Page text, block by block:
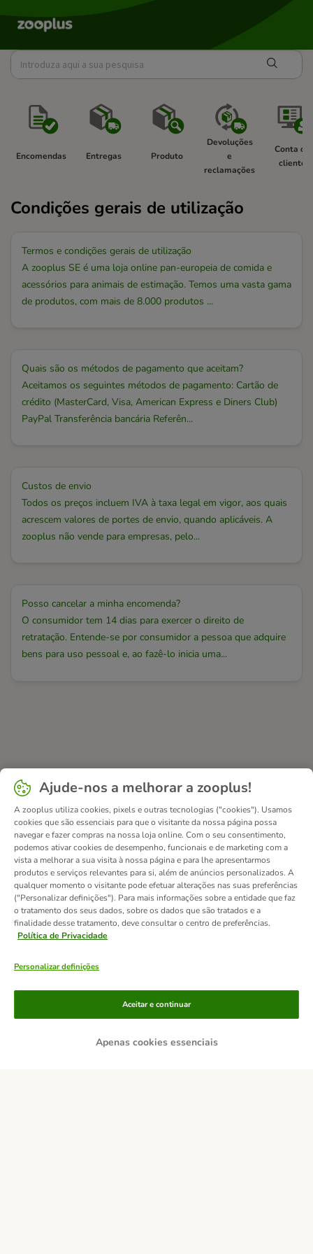
Encomendas Entregas Produto
Devoluções
e
reclamações
Conta de
cliente
Condições gerais de utilização
Termos e condições gerais de utilização
A zooplus SE é uma loja online pan-europeia de comida e
acessórios para animais de estimação. Temos uma vasta gama
de produtos, com mais de 8.000 produtos ...
Quais são os métodos de pagamento que aceitam?
Aceitamos os seguintes métodos de pagamento: Cartão de
crédito (MasterCard, Visa, American Express e Diners Club)
PayPal Transferência bancária Referên...
Custos de envio
Todos os preços incluem IVA à taxa legal em vigor, aos quais
acrescem valores de portes de envio, quando aplicáveis. A
zooplus não vende para empresas, pelo...
Posso cancelar a minha encomenda?
O consumidor tem 14 dias para exercer o direito de
retratação. Entende-se por consumidor a pessoa que adquire
bens para uso pessoal e, ao fazê-lo inicia uma...
Métodos de pagamento
Transferência
Ajude-nos a melhorar a zooplus!
A zooplus utiliza cookies, pixels e outras tecnologias ("cookies"). Usamos
cookies que são essenciais para que o visitante da nossa página possa
navegar e fazer compras na nossa loja online. Com o seu consentimento,
podemos ativar cookies de desempenho, funcionais e de marketing com a
vista a melhorar a sua visita à nossa página e para lhe apresentarmos
produtos e serviços relevantes para si, além de anúncios personalizados. A
qualquer momento o visitante pode efetuar alterações nas suas preferências
("Personalizar definições"). Para mais informações sobre a entidade que faz
o tratamento dos seus dados, sobre os dados que são tratados e a
finalidade desse tratamento, deve consultar o centro de preferências.
Política de Privacidade
Personalizar definições
Apenas cookies essenciais
Aceitar e continuar